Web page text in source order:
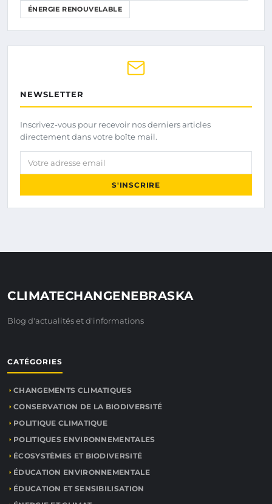
ÉNERGIE RENOUVELABLE
NEWSLETTER
Inscrivez-vous pour recevoir nos derniers articles
directement dans votre boîte mail.
Votre adresse email
S'INSCRIRE
CLIMATECHANGENEBRASKA
Blog d'actualités et d'informations
CATÉGORIES
CHANGEMENTS CLIMATIQUES
CONSERVATION DE LA BIODIVERSITÉ
POLITIQUE CLIMATIQUE
POLITIQUES ENVIRONNEMENTALES
ÉCOSYSTÈMES ET BIODIVERSITÉ
ÉDUCATION ENVIRONNEMENTALE
ÉDUCATION ET SENSIBILISATION